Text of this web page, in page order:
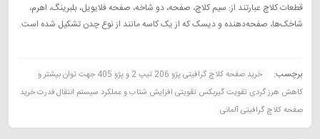
قطعات کلاچ عبارتند از: سیم کلاچ، صفحه، دو شاخه، صفحه فلایویل، بلبرینگ، اهرم،
شاخک‌‌ها، صفحه‌دهنده و دیسک که از یک کاسه مانند از نوع چدن تشکیل شده است.
برچسب:
خرید صفحه کلاچ گرافیتی پژو 206 تیپ 2 و پژو 405 جهت توان بیشتر و
کاهش هرز گردی تقویت گیربکس تقویتی افزایش شتاب و عملکرد سیستم انتقال قدرت خرید
صفحه کلاچ گرافیتی آلمانی